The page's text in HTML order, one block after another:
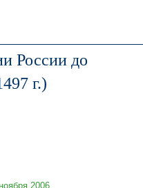
России до
г.)
2006